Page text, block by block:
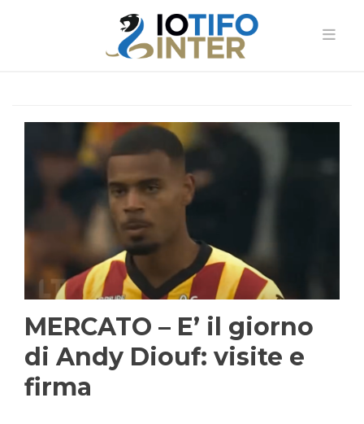
MERCATO – E’ il giorno
di Andy Diouf: visite e
firma